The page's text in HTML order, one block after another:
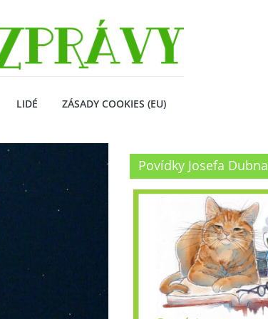
LIDÉ ZÁSADY COOKIES (EU)
Povídky Josefa Dubna